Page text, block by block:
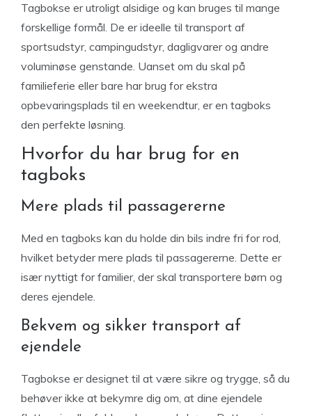
Tagbokse er utroligt alsidige og kan bruges til mange
forskellige formål. De er ideelle til transport af
sportsudstyr, campingudstyr, dagligvarer og andre
voluminøse genstande. Uanset om du skal på
familieferie eller bare har brug for ekstra
opbevaringsplads til en weekendtur, er en tagboks
den perfekte løsning.
Hvorfor du har brug for en
tagboks
Mere plads til passagererne
Med en tagboks kan du holde din bils indre fri for rod,
hvilket betyder mere plads til passagererne. Dette er
især nyttigt for familier, der skal transportere børn og
deres ejendele.
Bekvem og sikker transport af
ejendele
Tagbokse er designet til at være sikre og trygge, så du
behøver ikke at bekymre dig om, at dine ejendele